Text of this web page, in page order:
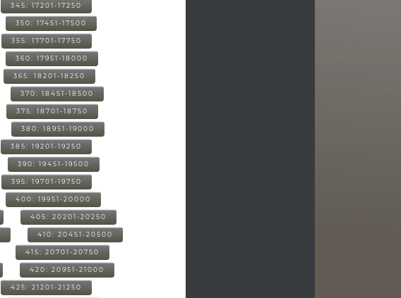
345: 17201-17250
350: 17451-17500
355: 17701-17750
360: 17951-18000
365: 18201-18250
370: 18451-18500
375: 18701-18750
380: 18951-19000
385: 19201-19250
390: 19451-19500
395: 19701-19750
400: 19951-20000
405: 20201-20250
410: 20451-20500
415: 20701-20750
420: 20951-21000
425: 21201-21250